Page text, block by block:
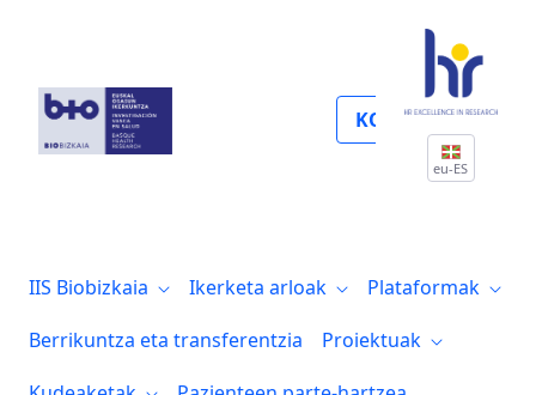
KOLABORATU
eu-ES
IIS Biobizkaia Ikerketa arloak
Plataformak
Berrikuntza eta transferentzia
Proiektuak